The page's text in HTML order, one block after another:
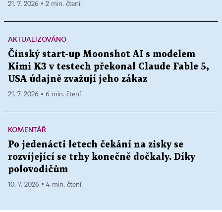
21. 7. 2026 ▪ 2 min. čtení
AKTUALIZOVÁNO
Čínský start-up Moonshot AI s modelem
Kimi K3 v testech překonal Claude Fable 5,
USA údajně zvažují jeho zákaz
21. 7. 2026 ▪ 6 min. čtení
KOMENTÁŘ
Po jedenácti letech čekání na zisky se
rozvíjející se trhy konečně dočkaly. Díky
polovodičům
10. 7. 2026 ▪ 4 min. čtení